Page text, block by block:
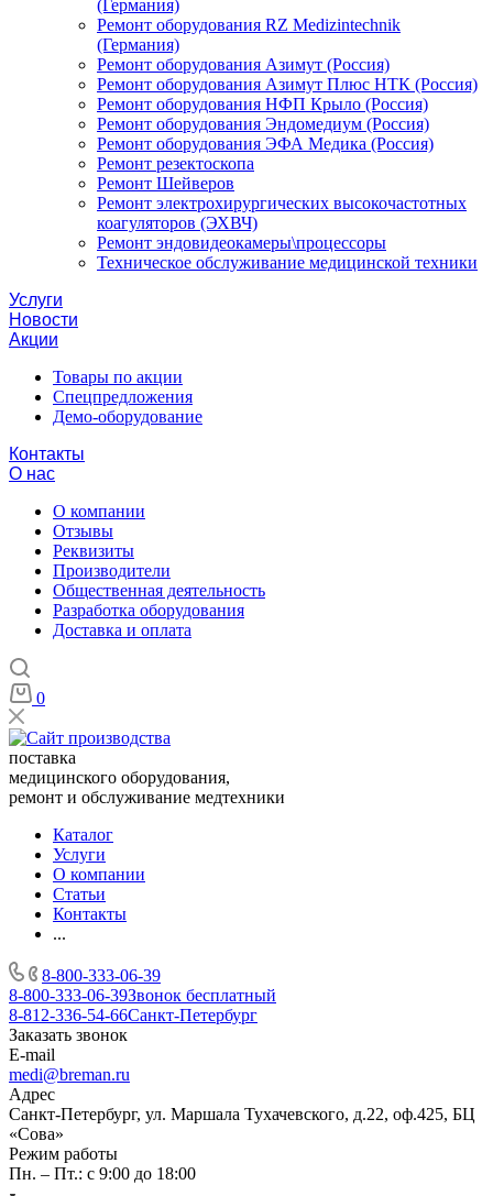
(Германия)
Ремонт оборудования RZ Medizintechnik
(Германия)
Ремонт оборудования Азимут (Россия)
Ремонт оборудования Азимут Плюс НТК (Россия)
Ремонт оборудования НФП Крыло (Россия)
Ремонт оборудования Эндомедиум (Россия)
Ремонт оборудования ЭФА Медика (Россия)
Ремонт резектоскопа
Ремонт Шейверов
Ремонт электрохирургических высокочастотных
коагуляторов (ЭХВЧ)
Ремонт эндовидеокамеры\процессоры
Техническое обслуживание медицинской техники
Услуги
Новости
Акции
Товары по акции
Спецпредложения
Демо-оборудование
Контакты
О нас
О компании
Отзывы
Реквизиты
Производители
Общественная деятельность
Разработка оборудования
Доставка и оплата
0
поставка
медицинского оборудования,
ремонт и обслуживание медтехники
Каталог
Услуги
О компании
Статьи
Контакты
...
8-800-333-06-39
8-800-333-06-39Звонок бесплатный
8-812-336-54-66Санкт-Петербург
Заказать звонок
E-mail
medi@breman.ru
Адрес
Санкт-Петербург, ул. Маршала Тухачевского, д.22, оф.425, БЦ
«Сова»
Режим работы
Пн. – Пт.: с 9:00 до 18:00